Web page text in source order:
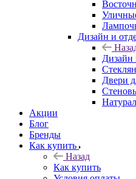
Дизайн и
Дизайн
Двери
Акции
Блог
Бренды
Как купить
Назад
Как купить